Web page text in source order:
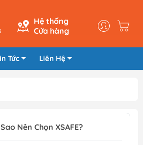
Hệ thống
Cửa hàng
Tức Liên Hệ
Nên Chọn XSAFE?